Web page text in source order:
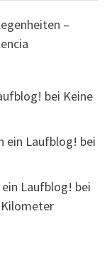
–
bei Keine
ein Laufblog! bei
ein Laufblog! bei
Kilometer